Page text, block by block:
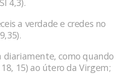
a ver­dade e credes no
diariamente, como quando
15) ao útero da Virgem;